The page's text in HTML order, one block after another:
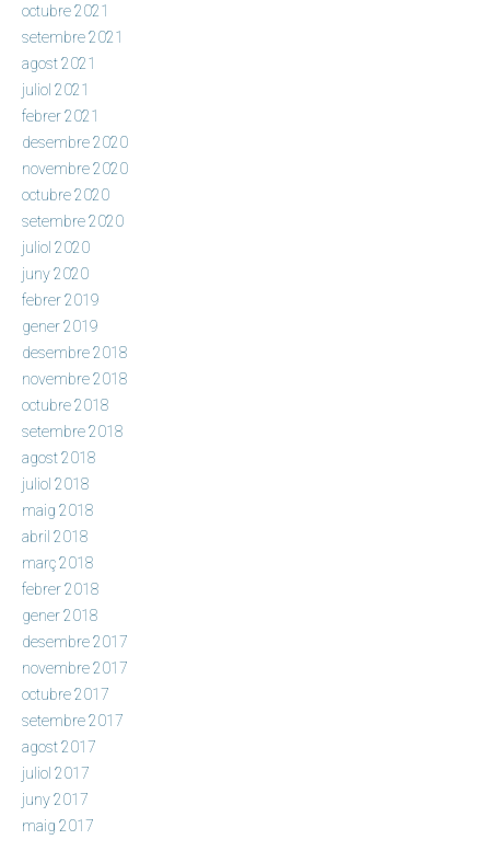
octubre 2021
setembre 2021
agost 2021
juliol 2021
febrer 2021
desembre 2020
novembre 2020
octubre 2020
setembre 2020
juliol 2020
juny 2020
febrer 2019
gener 2019
desembre 2018
novembre 2018
octubre 2018
setembre 2018
agost 2018
juliol 2018
maig 2018
abril 2018
març 2018
febrer 2018
gener 2018
desembre 2017
novembre 2017
octubre 2017
setembre 2017
agost 2017
juliol 2017
juny 2017
maig 2017